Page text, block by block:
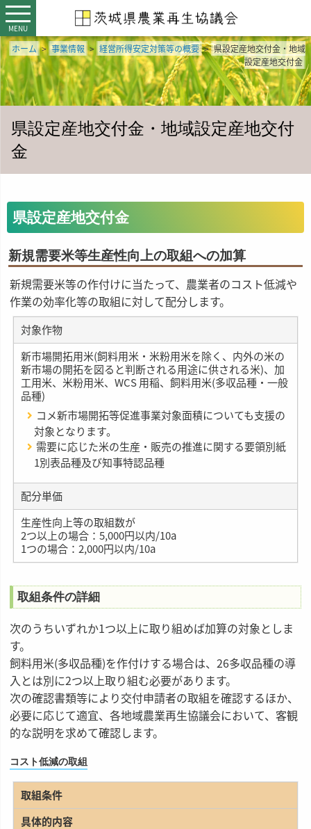
MENU
ホーム > 事業情報 > 経営所得安定対策等の概要 > 県設定産地交付金・地域
設定産地交付金
県設定産地交付金・地域設定産地交付
金
県設定産地交付金
新規需要米等生産性向上の取組への加算
新規需要米等の作付けに当たって、農業者のコスト低減や
作業の効率化等の取組に対して配分します。
対象作物
新市場開拓用米(飼料用米・米粉用米を除く、内外の米の
新市場の開拓を図ると判断される用途に供される米)、加
工用米、米粉用米、WCS 用稲、飼料用米(多収品種・一般
品種)
コメ新市場開拓等促進事業対象面積についても支援の
対象となります。
需要に応じた米の生産・販売の推進に関する要領別紙
1別表品種及び知事特認品種
配分単価
生産性向上等の取組数が
2つ以上の場合：5,000円以内/10a
1つの場合：2,000円以内/10a
取組条件の詳細
次のうちいずれか1つ以上に取り組めば加算の対象としま
す。
飼料用米(多収品種)を作付けする場合は、26多収品種の導
入とは別に2つ以上取り組む必要があります。
次の確認書類等により交付申請者の取組を確認するほか、
必要に応じて適宜、各地域農業再生協議会において、客観
的な説明を求めて確認します。
コスト低減の取組
取組条件
具体的内容